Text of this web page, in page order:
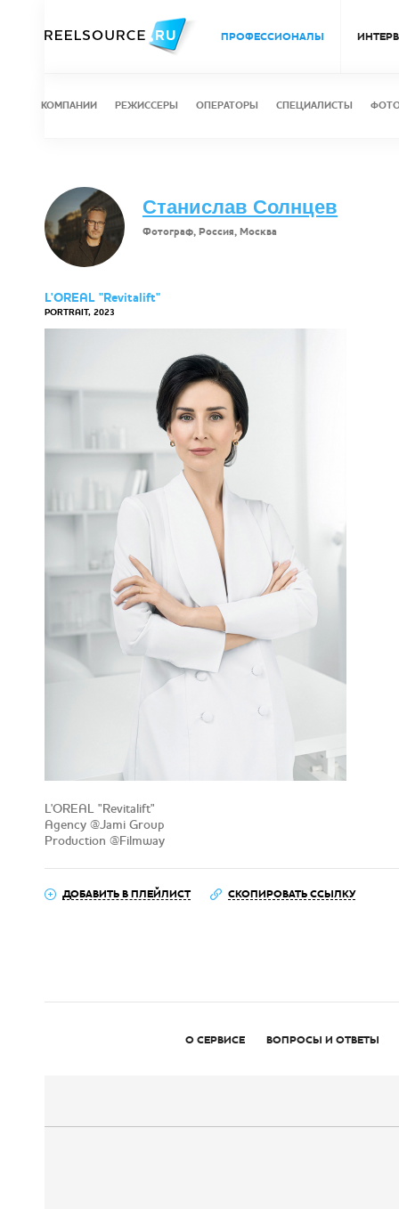
ПРОФЕССИОНАЛЫ
КОМПАНИИ РЕЖИССЕРЫ ОПЕРАТОРЫ СПЕЦИАЛИСТЫ
Станислав Солнцев
Фотограф, Россия, Москва
L'OREAL "Revitalift"
PORTRAIT, 2023
L'OREAL "Revitalift"
Agency @Jami Group
Production @Filmway
ДОБАВИТЬ В ПЛЕЙЛИСТ СКОПИРОВАТЬ ССЫЛКУ
О СЕРВИСЕ ВОПРОСЫ И ОТВЕТЫ